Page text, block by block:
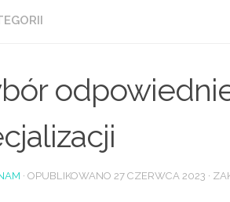
· OPUBLIKOWANO 27 CZERWCA 2023 ·